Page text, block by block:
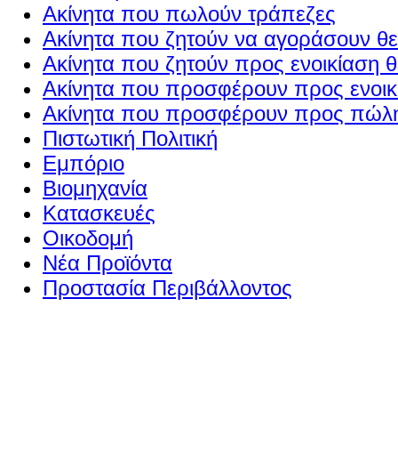
Ακίνητα που πωλούν τράπεζες
Ακίνητα που ζητούν να αγοράσουν
Ακίνητα που ζητούν προς ενοικίαση
Ακίνητα που προσφέρουν προς
Ακίνητα που προσφέρουν προς
Πιστωτική Πολιτική
Εμπόριο
Βιομηχανία
Κατασκευές
Οικοδομή
Νέα Προϊόντα
Προστασία Περιβάλλοντος